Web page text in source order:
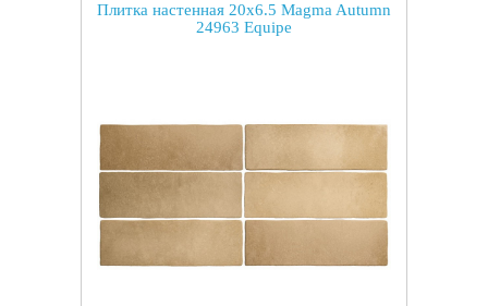
Плитка настенная 20x6.5 Magma Autumn
24963 Equipe